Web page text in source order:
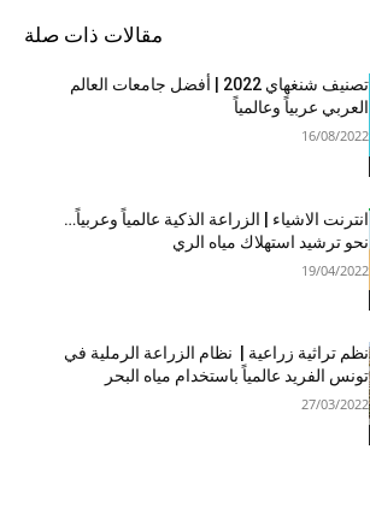
مقالات ذات صلة
تصنيف شنغهاي 2022 | أفضل جامعات العالم
العربي عربياً وعالمياً
16/08/2022
انترنت الاشياء | الزراعة الذكية عالمياً وعربياً…
نحو ترشيد استهلاك مياه الري
19/04/2022
نظم تراثية زراعية | نظام الزراعة الرملية في
تونس الفريد عالمياً باستخدام مياه البحر
27/03/2022